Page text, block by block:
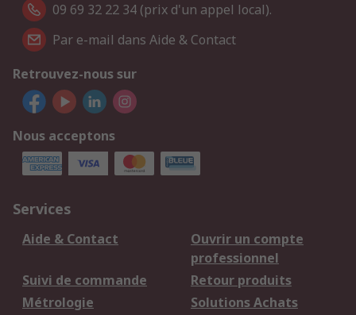
09 69 32 22 34 (prix d'un appel local).
Par e-mail dans Aide & Contact
Retrouvez-nous sur
Nous acceptons
Services
Aide & Contact
Ouvrir un compte
professionnel
Suivi de commande
Retour produits
Métrologie
Solutions Achats